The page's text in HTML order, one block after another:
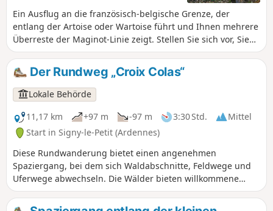
Ein Ausflug an die französisch-belgische Grenze, der
entlang der Artoise oder Wartoise führt und Ihnen mehrere
Überreste der Maginot-Linie zeigt. Stellen Sie sich vor, Sie
wären ein französischer Soldat im Jahr 1939, der sich
abmüht, die Bunker vor Kriegsbeginn fertigzustellen.
Der Rundweg „Croix Colas“
Lokale Behörde
11,17 km
+97 m -97 m 3:30 Std.
Mittel
Start in Signy-le-Petit (Ardennes)
Diese Rundwanderung bietet einen angenehmen
Spaziergang, bei dem sich Waldabschnitte, Feldwege und
Uferwege abwechseln. Die Wälder bieten willkommene
schattige Abschnitte, während die offeneren Abschnitte
den Blick auf die umliegende Landschaft freigeben.